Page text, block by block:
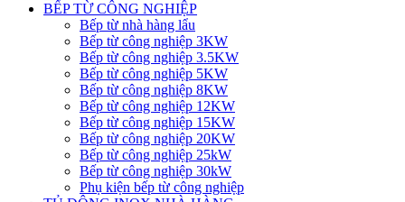
BẾP TỪ CÔNG NGHIỆP
Bếp từ nhà hàng lẩu
Bếp từ công nghiệp 3KW
Bếp từ công nghiệp 3.5KW
Bếp từ công nghiệp 5KW
Bếp từ công nghiệp 8KW
Bếp từ công nghiệp 12KW
Bếp từ công nghiệp 15KW
Bếp từ công nghiệp 20KW
Bếp từ công nghiệp 25kW
Bếp từ công nghiệp 30kW
Phụ kiện bếp từ công nghiệp